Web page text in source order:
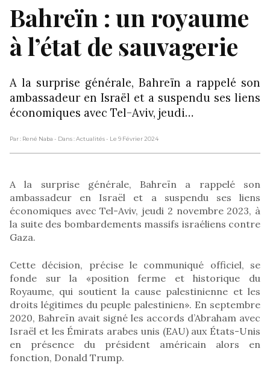
Bahreïn : un royaume
à l’état de sauvagerie
A la surprise générale, Bahreïn a rappelé son
ambassadeur en Israël et a suspendu ses liens
économiques avec Tel-Aviv, jeudi…
Par : René Naba - Dans : Actualités- Le 9 Février 2024
A la surprise générale, Bahreïn a rappelé son
ambassadeur en Israël et a suspendu ses liens
économiques avec Tel-Aviv, jeudi 2 novembre 2023, à
la suite des bombardements massifs israéliens contre
Gaza.
Cette décision, précise le communiqué officiel, se
fonde sur la «position ferme et historique du
Royaume, qui soutient la cause palestinienne et les
droits légitimes du peuple palestinien». En septembre
2020, Bahreïn avait signé les accords d’Abraham avec
Israël et les Émirats arabes unis (EAU) aux États-Unis
en présence du président américain alors en
fonction, Donald Trump.